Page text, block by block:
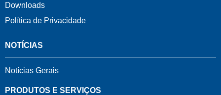
Downloads
Política de Privacidade
NOTÍCIAS
Notícias Gerais
PRODUTOS E SERVIÇOS